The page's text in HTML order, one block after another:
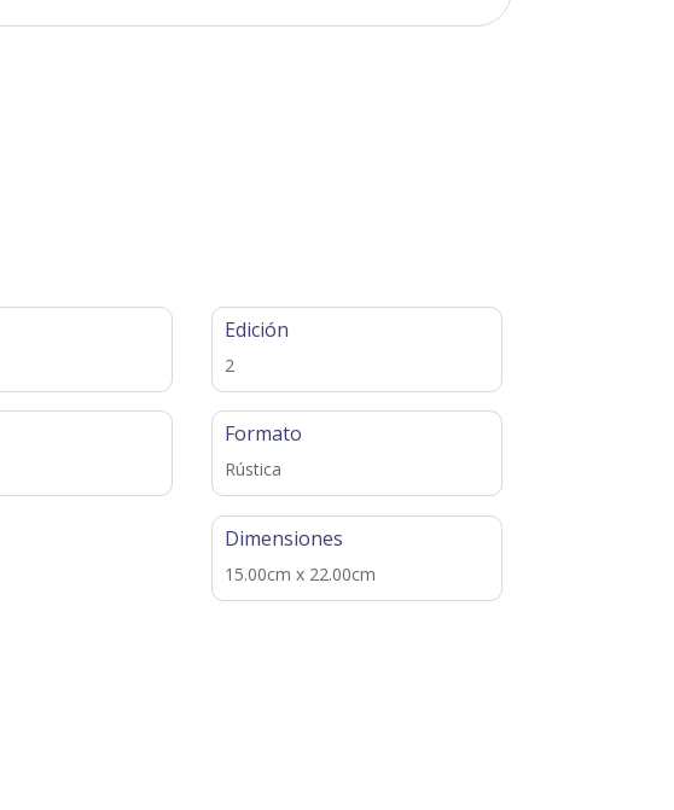
Edición
2
Formato
Rústica
Dimensiones
15.00cm x 22.00cm